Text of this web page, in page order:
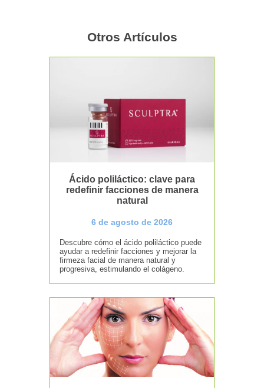
Otros Artículos
Ácido poliláctico: clave para
redefinir facciones de manera
natural
6 de agosto de 2026
Descubre cómo el ácido poliláctico puede
ayudar a redefinir facciones y mejorar la
firmeza facial de manera natural y
progresiva, estimulando el colágeno.